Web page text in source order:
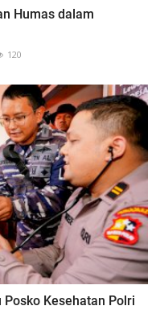
Humas dalam
120
Kesehatan Polri